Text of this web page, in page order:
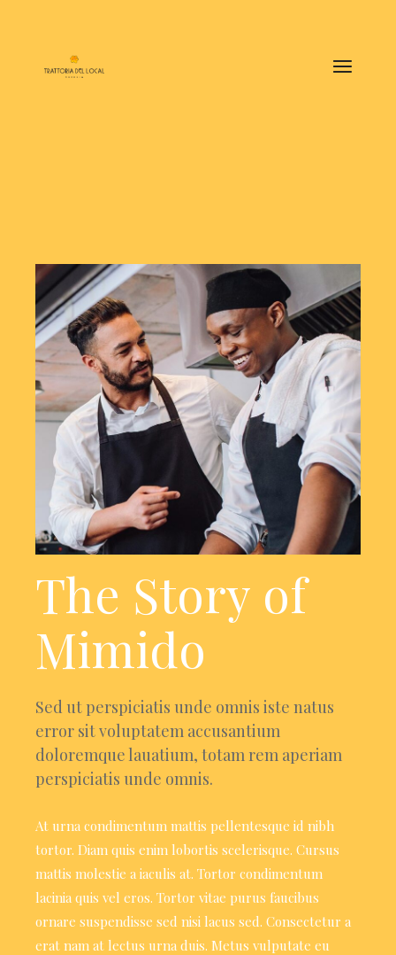
The Story of
Mimido
Sed ut perspiciatis unde omnis iste natus
error sit voluptatem accusantium
doloremque lauatium, totam rem aperiam
perspiciatis unde omnis.
At urna condimentum mattis pellentesque id nibh
tortor. Diam quis enim lobortis scelerisque. Cursus
mattis molestie a iaculis at. Tortor condimentum
lacinia quis vel eros. Tortor vitae purus faucibus
ornare suspendisse sed nisi lacus sed. Consectetur a
erat nam at lectus urna duis. Metus vulputate eu